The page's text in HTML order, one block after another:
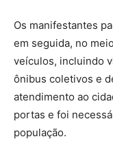
Os manifestantes
em seguida, no
veículos, incluindo
ônibus coletivos e
atendimento ao
portas e foi
população.